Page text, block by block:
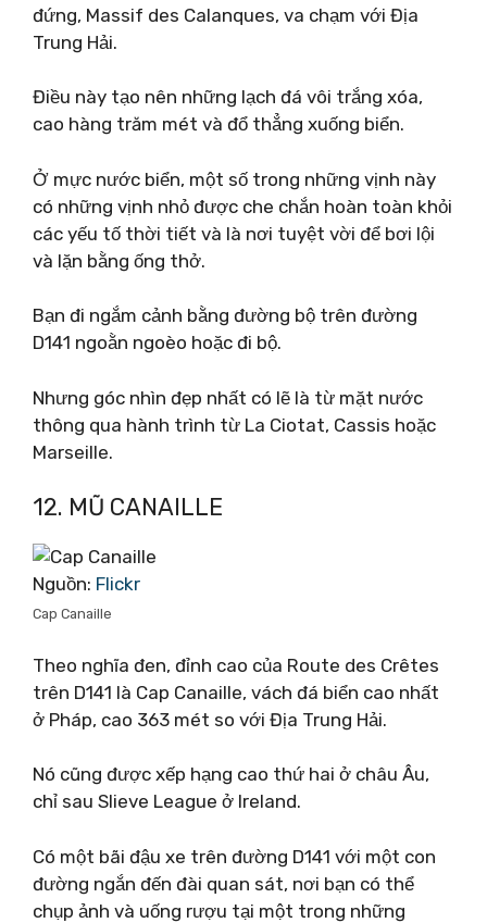
đứng, Massif des Calanques, va chạm với Địa
Trung Hải.
Điều này tạo nên những lạch đá vôi trắng xóa,
cao hàng trăm mét và đổ thẳng xuống biển.
Ở mực nước biển, một số trong những vịnh này
có những vịnh nhỏ được che chắn hoàn toàn khỏi
các yếu tố thời tiết và là nơi tuyệt vời để bơi lội
và lặn bằng ống thở.
Bạn đi ngắm cảnh bằng đường bộ trên đường
D141 ngoằn ngoèo hoặc đi bộ.
Nhưng góc nhìn đẹp nhất có lẽ là từ mặt nước
thông qua hành trình từ La Ciotat, Cassis hoặc
Marseille.
12. MŨ CANAILLE
Nguồn: Flickr
Cap Canaille
Theo nghĩa đen, đỉnh cao của Route des Crêtes
trên D141 là Cap Canaille, vách đá biển cao nhất
ở Pháp, cao 363 mét so với Địa Trung Hải.
Nó cũng được xếp hạng cao thứ hai ở châu Âu,
chỉ sau Slieve League ở Ireland.
Có một bãi đậu xe trên đường D141 với một con
đường ngắn đến đài quan sát, nơi bạn có thể
chụp ảnh và uống rượu tại một trong những